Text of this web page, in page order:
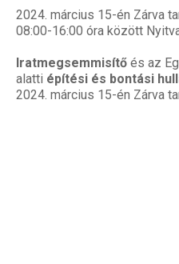
2024. március 15-én Zárva
08:00-16:00 óra között
Iratmegsemmisítő és az
alatti építési és bontási
2024. március 15-én Zárva